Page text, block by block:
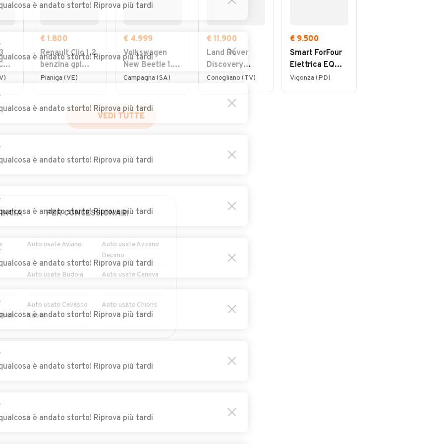
€ 1.800
Renault Clio 1.2
benzina gpl
2008 ottima
Pianiga (VE)
€ 4.999
Volkswagen
New Beetle 1.4
16V Cabrio
Campagna (SA)
€ 11.900
Land Rover
Discovery
Sport 2.0 TD4
Luxury
Conegliano (TV)
€ 9.500
Smart ForFour
Elettrica EQ
Passion 29.000
Vigonza (PD)
VEDI TUTTE
PER CONCESSIONARI
Auto usate Aviano
Auto usate Azzano
Decimo
Auto usate Budoia Auto usate Caneva
Auto usate Cavasso
Nuovo
Auto usate Chions
Auto usate
Auto usate
e Auto usate Fanna
Auto usate Fiume
ALTRI
è andato storto! Riprova più tardi
è andato storto! Riprova più tardi
è andato storto! Riprova più tardi
è andato storto! Riprova più tardi
è andato storto! Riprova più tardi
è andato storto! Riprova più tardi
è andato storto! Riprova più tardi
è andato storto! Riprova più tardi
è andato storto! Riprova più tardi